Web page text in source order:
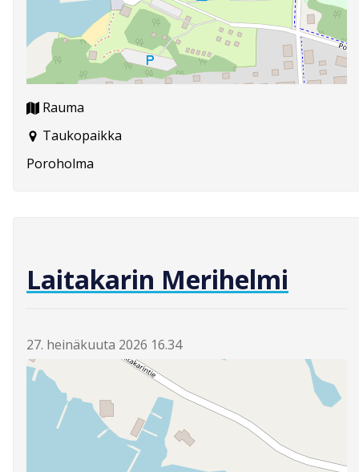
Rauma
Taukopaikka
Poroholma
Laitakarin Merihelmi
27. heinäkuuta 2026 16.34